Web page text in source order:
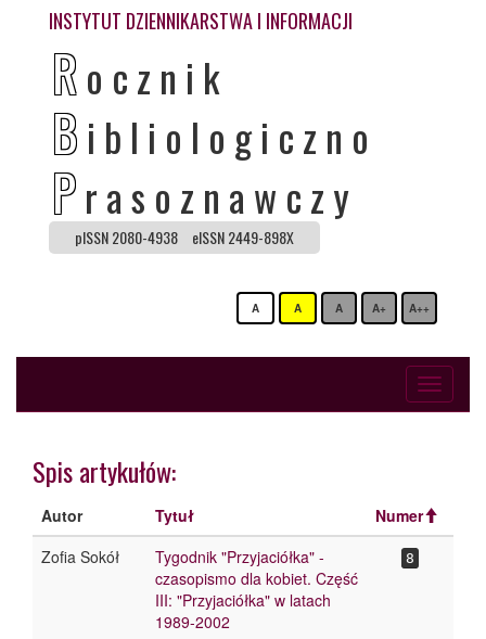
INSTYTUT DZIENNIKARSTWA I INFORMACJI
Rocznik
B ibliologiczno
Prasoznawczy
pISSN 2080-4938 eISSN 2449-898X
A A A A+ A++
Toggle
Spis artykułów:
Autor Tytuł
Numer
Zofia Sokół
Tygodnik "Przyjaciółka" -
czasopismo dla kobiet. Część
III: "Przyjaciółka" w latach
1989-2002
8